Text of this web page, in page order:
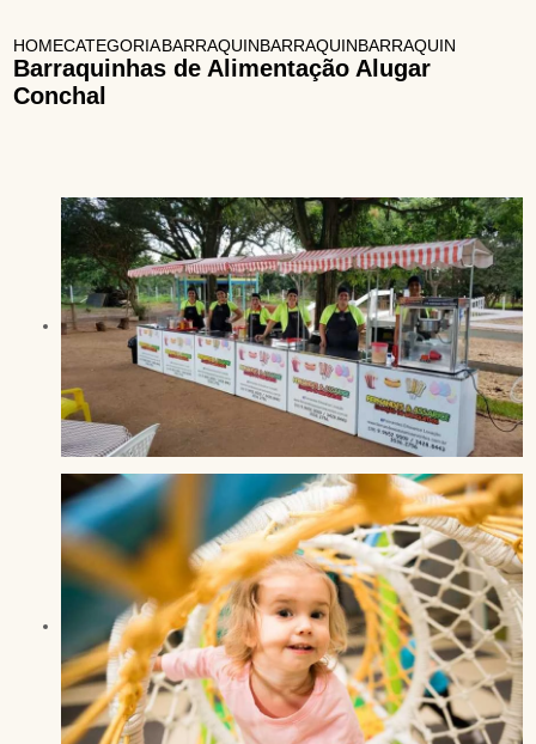
HOMECATEGORIASBARRAQUINHAS PARA EVENTOS
BARRAQUINHA PARABARRAQUINHAS DE
Barraquinhas de Alimentação Alugar
Conchal